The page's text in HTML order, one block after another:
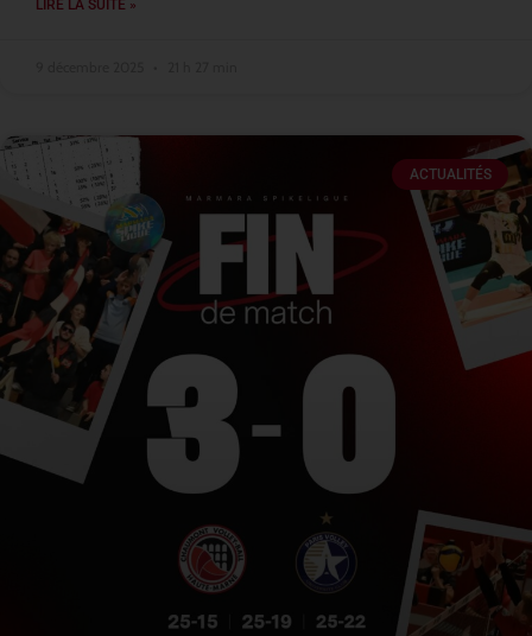
LIRE LA SUITE »
ACTUALITÉS